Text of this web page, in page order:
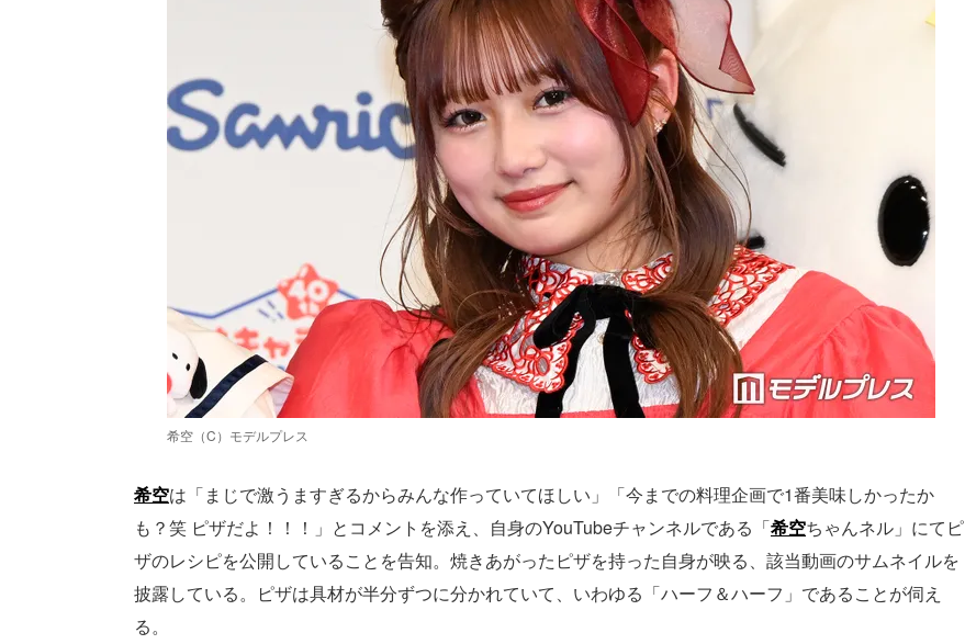
希空（C）モデルプレス
希空は「まじで激うますぎるからみんな作っていてほしい」「今までの料理企画で1番美味しかったか
も？笑 ピザだよ！！！」とコメントを添え、自身のYouTubeチャンネルである「希空ちゃんネル」にてピ
ザのレシピを公開していることを告知。焼きあがったピザを持った自身が映る、該当動画のサムネイルを
披露している。ピザは具材が半分ずつに分かれていて、いわゆる「ハーフ＆ハーフ」であることが伺え
る。